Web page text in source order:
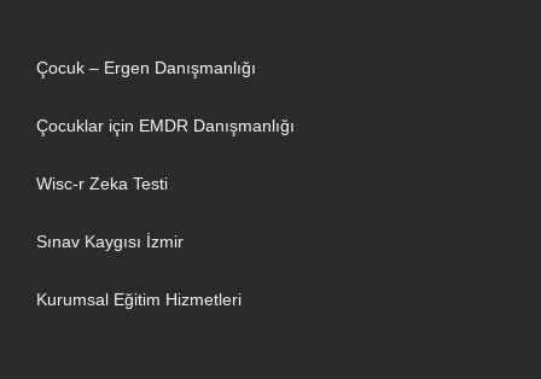
Çocuk – Ergen Danışmanlığı
Çocuklar için EMDR Danışmanlığı
Wisc-r Zeka Testi
Sınav Kaygısı İzmir
Kurumsal Eğitim Hizmetleri